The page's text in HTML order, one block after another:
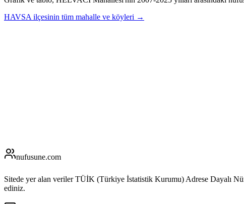
HAVSA ilçesinin tüm mahalle ve köyleri →
nufusune.com
Sitede yer alan veriler TÜİK (Türkiye İstatistik Kurumu) Adrese Dayalı
ediniz.